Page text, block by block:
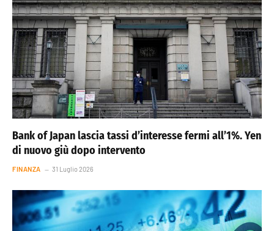
Bank of Japan lascia tassi d’interesse fermi all’1%. Yen
di nuovo giù dopo intervento
FINANZA 31 Luglio 2026